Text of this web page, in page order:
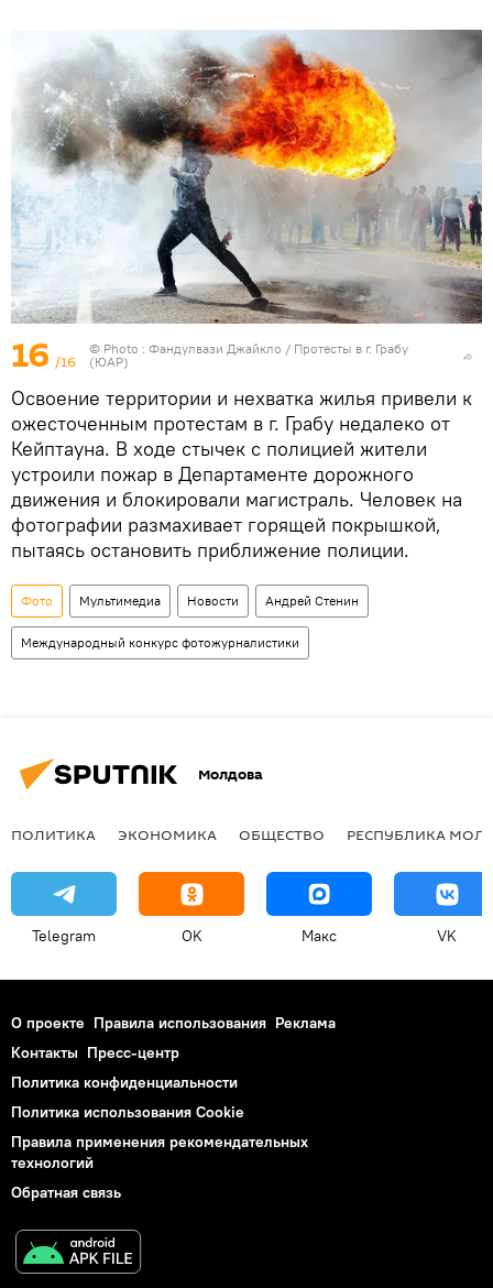
16 /16
© Photo : Фандулвази Джайкло / Протесты в г. Грабу
(ЮАР)
Освоение территории и нехватка жилья привели к
ожесточенным протестам в г. Грабу недалеко от
Кейптауна. В ходе стычек с полицией жители
устроили пожар в Департаменте дорожного
движения и блокировали магистраль. Человек на
фотографии размахивает горящей покрышкой,
пытаясь остановить приближение полиции.
Фото Мультимедиа Новости Андрей Стенин
Международный конкурс фотожурналистики
Молдова
ПОЛИТИКА ЭКОНОМИКА ОБЩЕСТВО РЕСПУБЛИКА
Telegram OK Макс VK
О проекте Правила использования Реклама
Контакты Пресс-центр
Политика конфиденциальности
Политика использования Cookie
Правила применения рекомендательных
технологий
Обратная связь